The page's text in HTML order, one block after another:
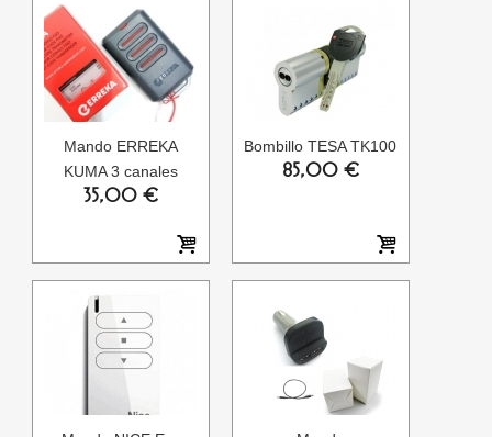
Mando ERREKA
KUMA 3 canales
35,00 €
Bombillo TESA TK100
85,00 €